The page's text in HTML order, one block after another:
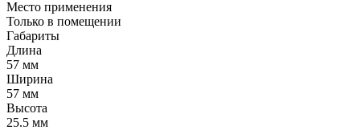
Место применения
Только в помещении
Габариты
Длина
57 мм
Ширина
57 мм
Высота
25.5 мм